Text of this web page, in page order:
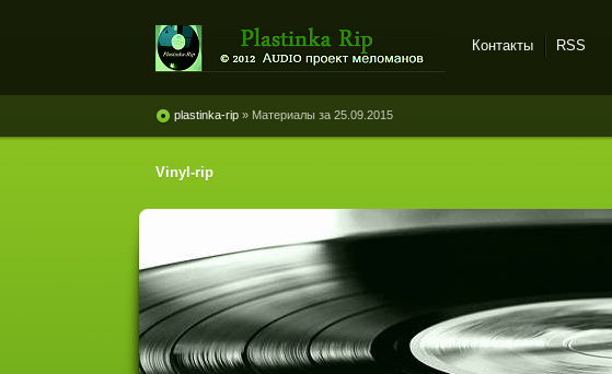
винила и магнитоальбомов
Контакты RSS
plastinka-rip » Материалы за 25.09.2015
Vinyl-rip